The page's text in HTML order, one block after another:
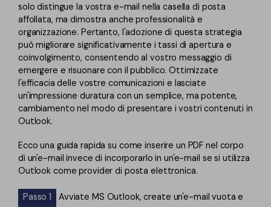
solo distingue la vostra e-mail nella casella di posta
affollata, ma dimostra anche professionalità e
organizzazione. Pertanto, l'adozione di questa strategia
può migliorare significativamente i tassi di apertura e
coinvolgimento, consentendo al vostro messaggio di
emergere e risuonare con il pubblico. Ottimizzate
l'efficacia delle vostre comunicazioni e lasciate
un'impressione duratura con un semplice, ma potente,
cambiamento nel modo di presentare i vostri contenuti in
Outlook.
Ecco una guida rapida su come inserire un PDF nel corpo
di un'e-mail invece di incorporarlo in un'e-mail se si utilizza
Outlook come provider di posta elettronica.
Passo 1
Avviate MS Outlook, create un'e-mail vuota e